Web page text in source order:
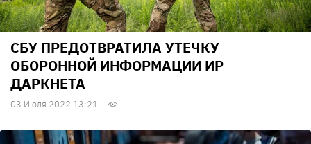
СБУ ПРЕДОТВРАТИЛА УТЕЧКУ
ОБОРОННОЙ ИНФОРМАЦИИ ИP
ДАРКНЕТА
03 Июля 2022 13:21